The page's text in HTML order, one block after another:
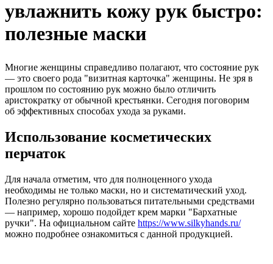
увлажнить кожу рук быстро:
полезные маски
Многие женщины справедливо полагают, что состояние рук
— это своего рода "визитная карточка" женщины. Не зря в
прошлом по состоянию рук можно было отличить
аристократку от обычной крестьянки. Сегодня поговорим
об эффективных способах ухода за руками.
Использование косметических
перчаток
Для начала отметим, что для полноценного ухода
необходимы не только маски, но и систематический уход.
Полезно регулярно пользоваться питательными средствами
— например, хорошо подойдет крем марки "Бархатные
ручки". На официальном сайте https://www.silkyhands.ru/
можно подробнее ознакомиться с данной продукцией.